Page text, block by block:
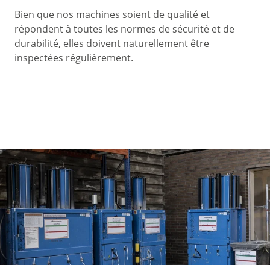
Bien que nos machines soient de qualité et
répondent à toutes les normes de sécurité et de
durabilité, elles doivent naturellement être
inspectées régulièrement.